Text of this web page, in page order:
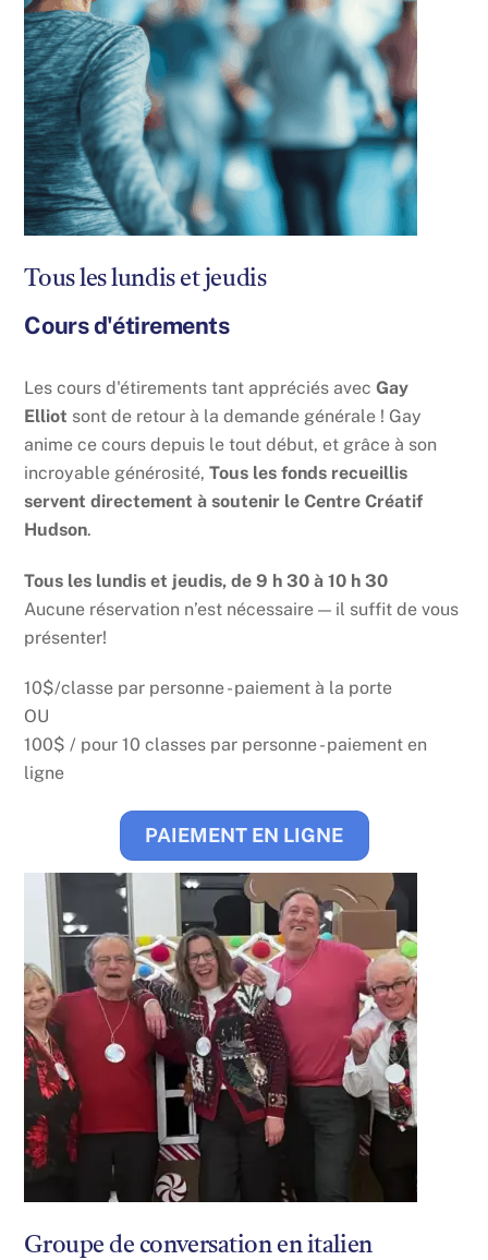
Tous les lundis et jeudis
Cours d'étirements
Les cours d'étirements tant appréciés avecGay
Elliot sont de retour à la demande générale ! Gay
anime ce cours depuis le tout début, et grâce à son
incroyable générosité,Tous les fonds recueillis
servent directement à soutenir le Centre Créatif
Hudson.
Tous les lundis et jeudis, de 9 h 30 à 10 h 30
Aucune réservation n’est nécessaire — il suffit de vous
présenter!
10$/classe par personne - paiement à la porte
OU
100$ / pour 10 classes par personne - paiement en
ligne
PAIEMENT EN LIGNE
Groupe de conversation en italien